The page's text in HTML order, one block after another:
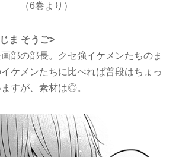
（6巻より）
ま そうご>
部の部長。クセ強イケメンたちのま
ケメンたちに比べれば普段はちょっ
すが、素材は◎。